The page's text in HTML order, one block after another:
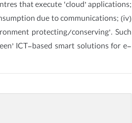
that execute ‘cloud’ applications;
due to communications; (iv)
protecting/conserving’. Such
ICT-based smart solutions for e-